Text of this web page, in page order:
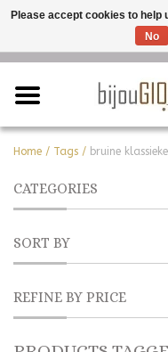
Home / Tags / bruine
CATEGORIES
SORT BY
REFINE BY PRICE
Please accept cookies to help
No